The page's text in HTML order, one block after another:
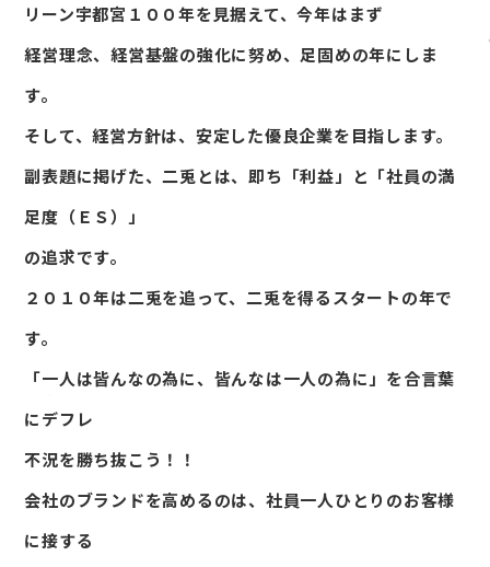
リーン宇都宮１００年を見据えて、今年はまず
経営理念、経営基盤の強化に努め、足固めの年にしま
す。
そして、経営方針は、安定した優良企業を目指します。
副表題に掲げた、二兎とは、即ち「利益」と「社員の満
足度（ＥＳ）」
の追求です。
２０１０年は二兎を追って、二兎を得るスタートの年で
す。
「一人は皆んなの為に、皆んなは一人の為に」を合言葉
にデフレ
不況を勝ち抜こう！！
会社のブランドを高めるのは、社員一人ひとりのお客様
に接する